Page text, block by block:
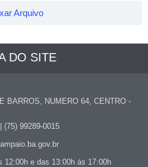
Arquivo
DO SITE
BARROS, NUMERO 64, CENTRO -
(75) 99289-0015
12:00h e das 13:00h ás 17:00h